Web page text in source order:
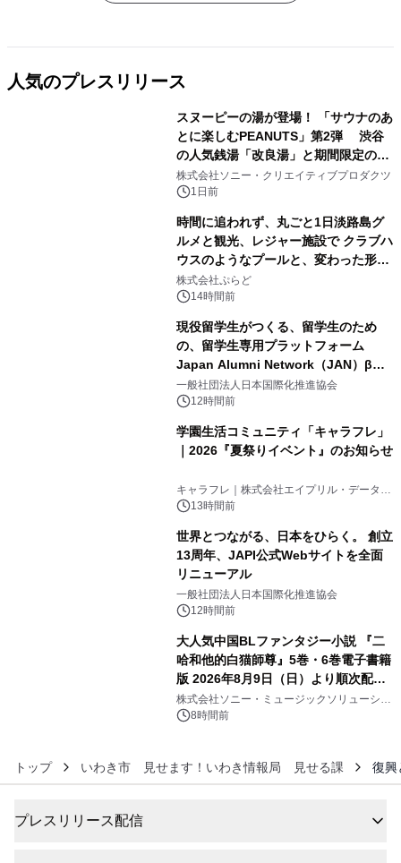
人気のプレスリリース
スヌーピーの湯が登場！ 「サウナのあ
とに楽しむPEANUTS」第2弾 渋谷
の人気銭湯「改良湯」と期間限定のコ
ラボレーション サウナイキタイコラ
ボグッズも発売決定！
株式会社ソニー・クリエイティブプロダクツ
1日前
時間に追われず、丸ごと1日淡路島グ
ルメと観光、レジャー施設で クラブハ
ウスのようなプールと、変わった形の
サウナも 「THE BOXY AWAJI」のお
得な素泊まり連泊プランで
株式会社ぷらど
14時間前
現役留学生がつくる、留学生のため
の、留学生専用プラットフォーム
Japan Alumni Network（JAN）β版
をリリース
一般社団法人日本国際化推進協会
12時間前
学園生活コミュニティ「キャラフレ」
｜2026『夏祭りイベント』のお知らせ
キャラフレ｜株式会社エイプリル・データ・
デザインズ
13時間前
世界とつながる、日本をひらく。 創立
13周年、JAPI公式Webサイトを全面
リニューアル
一般社団法人日本国際化推進協会
12時間前
大人気中国BLファンタジー小説 『二
哈和他的白猫師尊』5巻・6巻電子書籍
版 2026年8月9日（日）より順次配信
開始
株式会社ソニー・ミュージックソリューショ
ンズ8時間前
トップ いわき市 見せます！いわき情報局 見せる課 復興
プレスリリース配信